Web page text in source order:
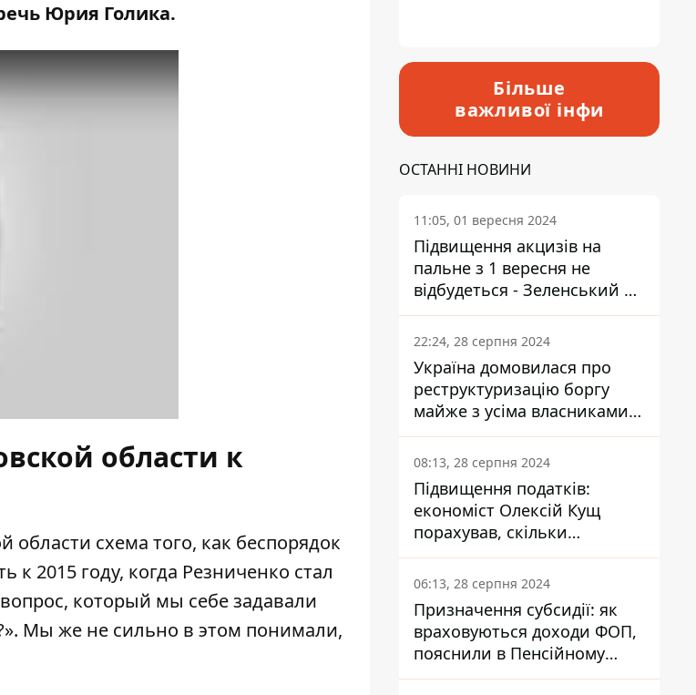
Юрия Голика.
области к
схема того, как беспорядок
2015 году, когда Резниченко стал
который мы себе задавали
Мы же не сильно в этом понимали,
Більше
важливої інфи
ОСТАННІ НОВИНИ
11:05, 01 вересня 2024
Підвищення акцизів на
пальне з 1 вересня не
відбудеться - Зеленський не
підписав закон
22:24, 28 серпня 2024
Україна домовилася про
реструктуризацію боргу
майже з усіма власниками
єврооблігацій: що це
означає для країни
08:13, 28 серпня 2024
Підвищення податків:
економіст Олексій Кущ
порахував, скільки
заплатить кожен українець
06:13, 28 серпня 2024
Призначення субсидії: як
враховуються доходи ФОП,
пояснили в Пенсійному
фонді